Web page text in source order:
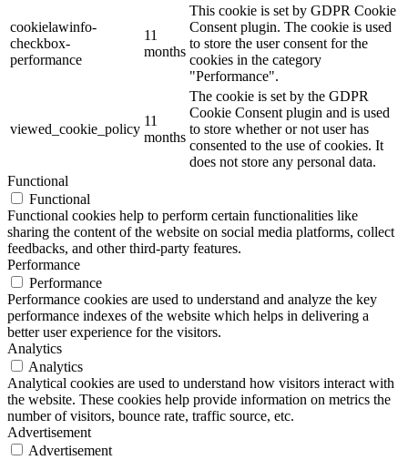
cookielawinfo-
checkbox-
performance
11
months
This cookie is set by GDPR Cookie
Consent plugin. The cookie is used
to store the user consent for the
cookies in the category
"Performance".
viewed_cookie_policy
11
months
The cookie is set by the GDPR
Cookie Consent plugin and is used
to store whether or not user has
consented to the use of cookies. It
does not store any personal data.
Functional
Functional
Functional cookies help to perform certain functionalities like
sharing the content of the website on social media platforms, collect
feedbacks, and other third-party features.
Performance
Performance
Performance cookies are used to understand and analyze the key
performance indexes of the website which helps in delivering a
better user experience for the visitors.
Analytics
Analytics
Analytical cookies are used to understand how visitors interact with
the website. These cookies help provide information on metrics the
number of visitors, bounce rate, traffic source, etc.
Advertisement
Advertisement